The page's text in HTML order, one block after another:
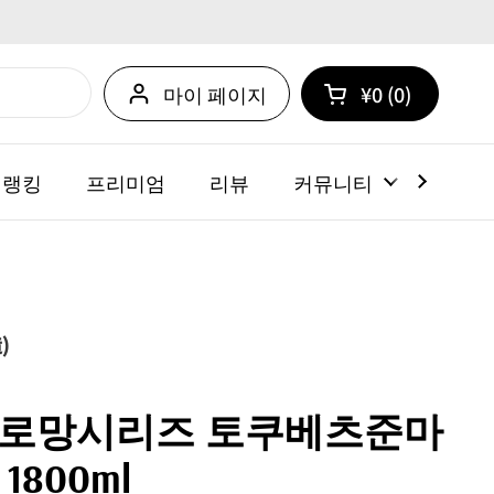
마이 페이지 카트 열기
쇼핑 카트 총계:
¥0 0
카트 내에 제품
킹 프리미엄 리뷰 커뮤니티
망시리즈 토쿠베츠준마